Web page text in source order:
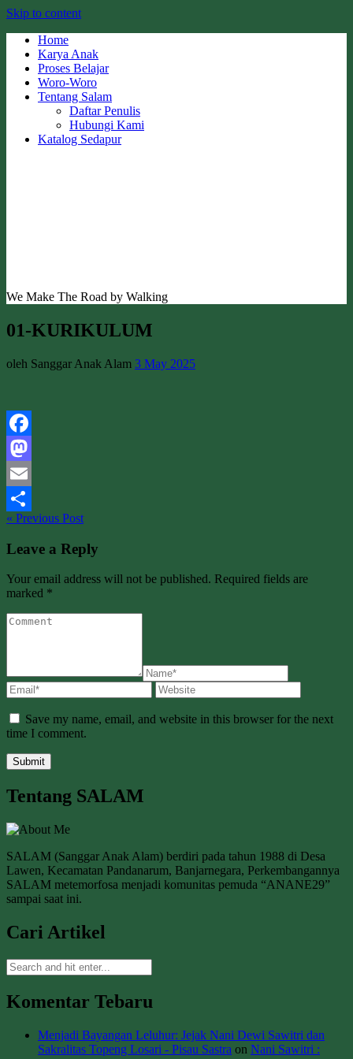
Skip to content
Home
Karya Anak
Proses Belajar
Woro-Woro
Tentang Salam
Daftar Penulis
Hubungi Kami
Katalog Sedapur
We Make The Road by Walking
01-KURIKULUM
oleh Sanggar Anak Alam 3 May 2025
Facebook
Mastodon
Email
Share
« Previous Post
Leave a Reply
Your email address will not be published. Required fields are
marked *
Save my name, email, and website in this browser for the next
time I comment.
Tentang SALAM
SALAM (Sanggar Anak Alam) berdiri pada tahun 1988 di Desa
Lawen, Kecamatan Pandanarum, Banjarnegara, Perkembangannya
SALAM metemorfosa menjadi komunitas pemuda “ANANE29”
sampai saat ini.
Cari Artikel
Komentar Tebaru
Menjadi Bayangan Leluhur: Jejak Nani Dewi Sawitri dan
Sakralitas Topeng Losari - Pisau Sastra on Nani Sawitri :